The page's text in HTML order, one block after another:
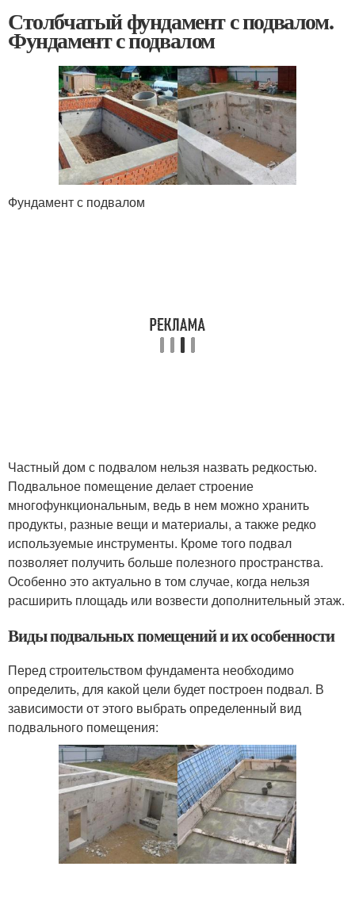
Столбчатый фундамент с подвалом.
Фундамент с подвалом
Фундамент с подвалом
Частный дом с подвалом нельзя назвать редкостью.
Подвальное помещение делает строение
многофункциональным, ведь в нем можно хранить
продукты, разные вещи и материалы, а также редко
используемые инструменты. Кроме того подвал
позволяет получить больше полезного пространства.
Особенно это актуально в том случае, когда нельзя
расширить площадь или возвести дополнительный этаж.
Виды подвальных помещений и их особенности
Перед строительством фундамента необходимо
определить, для какой цели будет построен подвал. В
зависимости от этого выбрать определенный вид
подвального помещения: